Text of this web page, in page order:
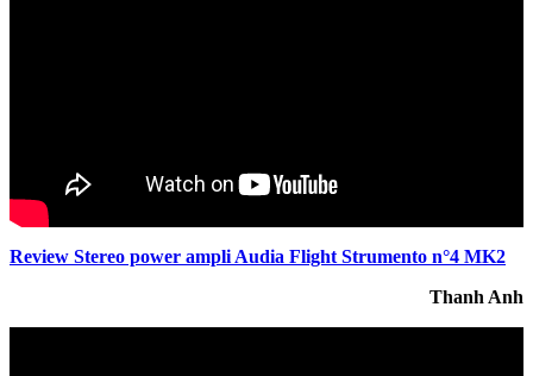
Review Stereo power ampli Audia Flight Strumento n°4 MK2
Thanh Anh